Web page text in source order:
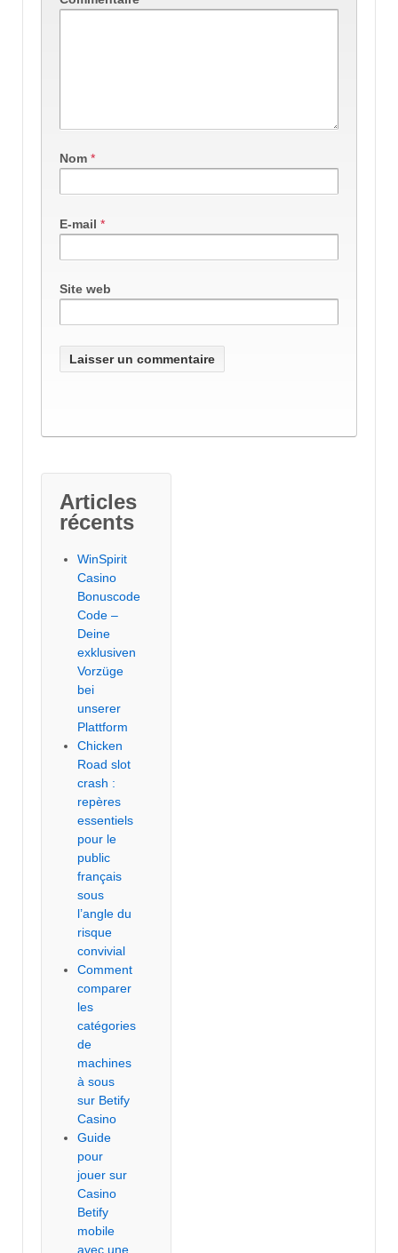
Nom *
E-mail *
Site web
Articles
récents
WinSpirit
Casino
Bonuscode
Code –
Deine
exklusiven
Vorzüge
bei
unserer
Plattform
Chicken
Road slot
crash :
repères
essentiels
pour le
public
français
sous
l’angle du
risque
convivial
Comment
comparer
les
catégories
de
machines
à sous
sur Betify
Casino
Guide
pour
jouer sur
Casino
Betify
mobile
avec une